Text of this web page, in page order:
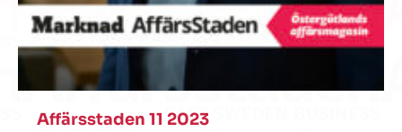
Affärsstaden 11 2023